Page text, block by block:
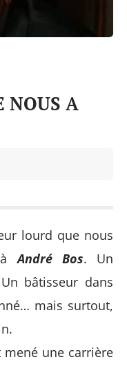
NOUS A
lourd que nous
àAndré Bos. Un
bâtisseur dans
mais surtout,
une carrière